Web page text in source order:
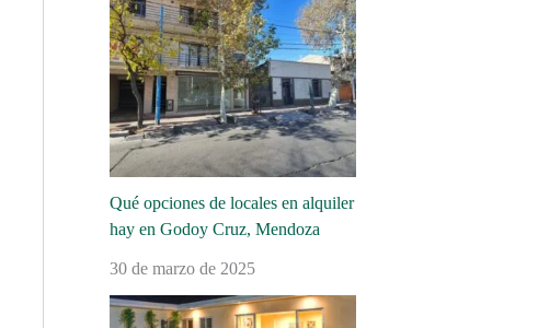
Qué opciones de locales en alquiler
hay en Godoy Cruz, Mendoza
30 de marzo de 2025